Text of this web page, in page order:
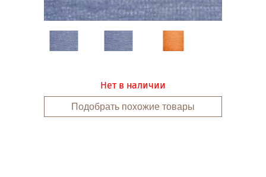
Нет в наличии
Подобрать похожие товары